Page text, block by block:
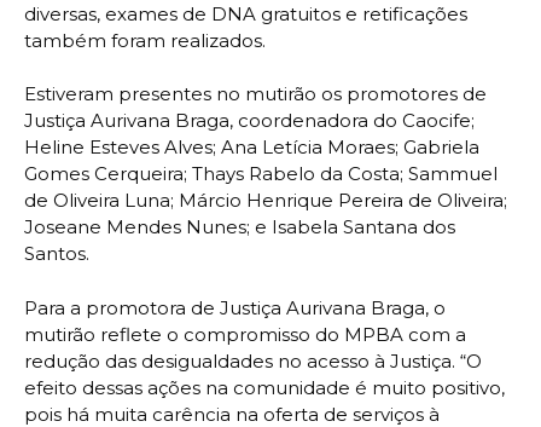
diversas, exames de DNA gratuitos e retificações
também foram realizados.
Estiveram presentes no mutirão os promotores de
Justiça Aurivana Braga, coordenadora do Caocife;
Heline Esteves Alves; Ana Letícia Moraes; Gabriela
Gomes Cerqueira; Thays Rabelo da Costa; Sammuel
de Oliveira Luna; Márcio Henrique Pereira de Oliveira;
Joseane Mendes Nunes; e Isabela Santana dos
Santos.
Para a promotora de Justiça Aurivana Braga, o
mutirão reflete o compromisso do MPBA com a
redução das desigualdades no acesso à Justiça. “O
efeito dessas ações na comunidade é muito positivo,
pois há muita carência na oferta de serviços à